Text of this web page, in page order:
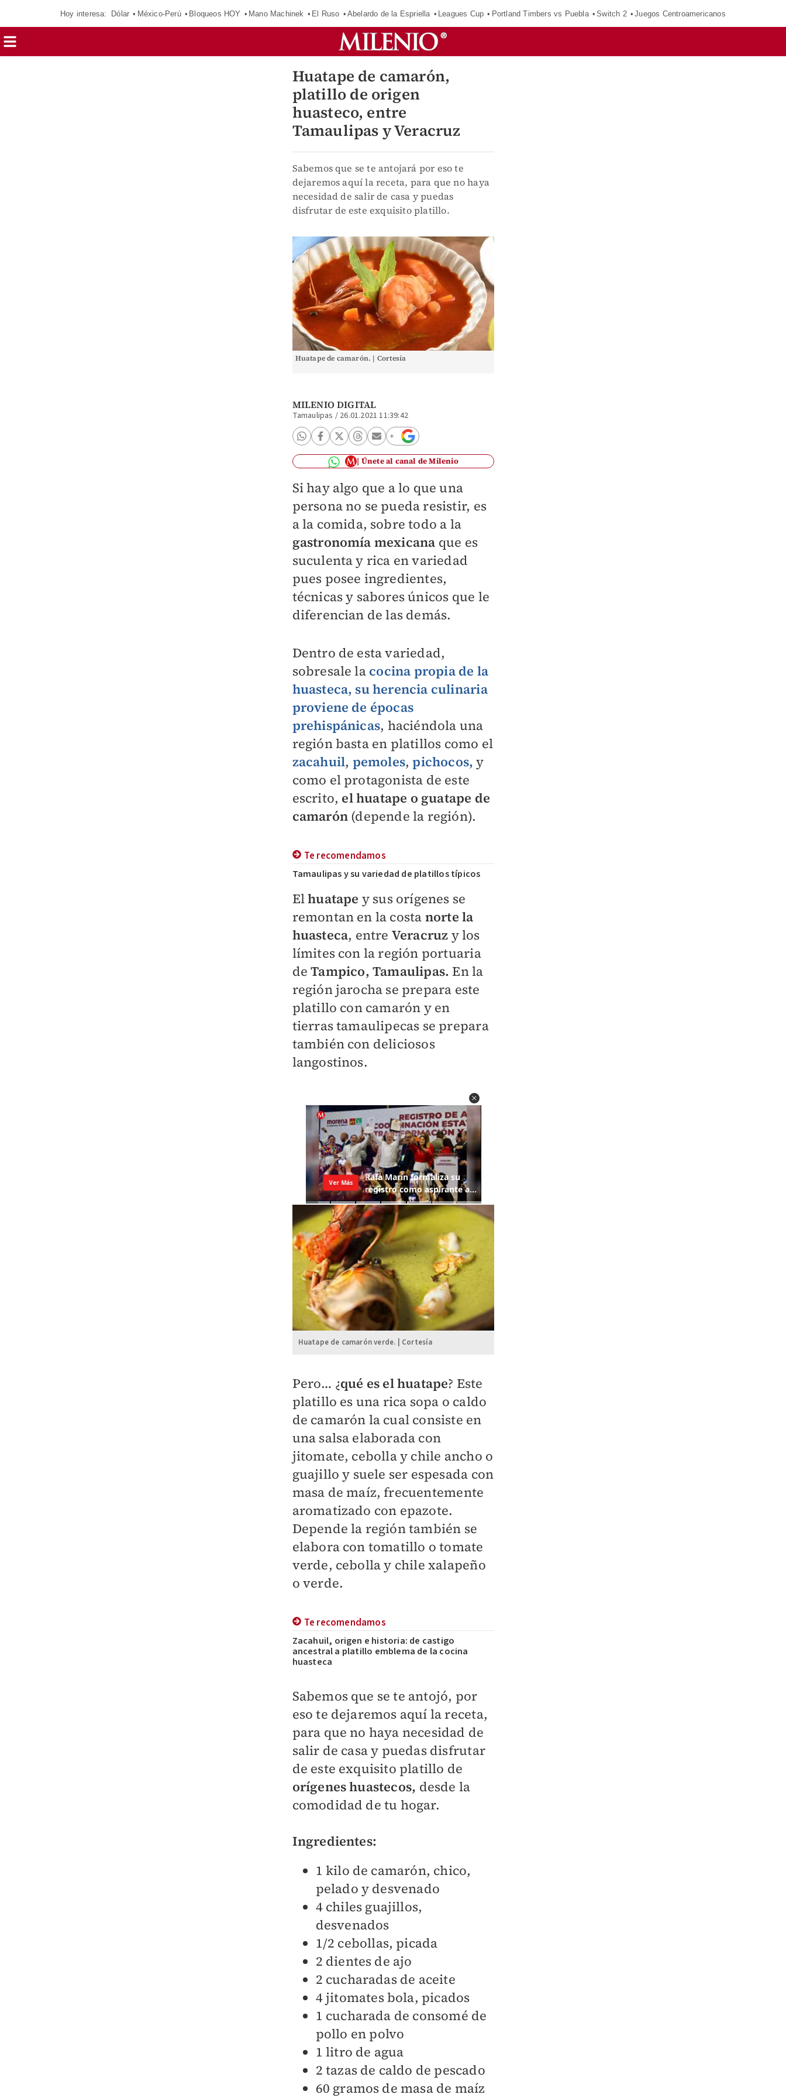
Hoy interesa: Dólar México-Perú Bloqueos HOY Mano Machinek El Ruso Abelardo de la Espriella Leagues Cup Portland Timbers vs Puebla Switch 2 Juegos Centroamericanos
Huatape de camarón,
platillo de origen
huasteco, entre
Tamaulipas y Veracruz
Sabemos que se te antojará por eso te
dejaremos aquí la receta, para que no haya
necesidad de salir de casa y puedas
disfrutar de este exquisito platillo.
Huatape de camarón. | Cortesía
MILENIO DIGITAL
Tamaulipas / 26.01.2021 11:39:42
Únete al canal de Milenio
Si hay algo que a lo que una
persona no se pueda resistir, es
a la comida, sobre todo a la
gastronomía mexicana que es
suculenta y rica en variedad
pues posee ingredientes,
técnicas y sabores únicos que le
diferencian de las demás.
Dentro de esta variedad,
sobresale la cocina propia de la
huasteca, su herencia culinaria
proviene de épocas
prehispánicas, haciéndola una
región basta en platillos como el
zacahuil, pemoles,pichocos, y
como el protagonista de este
escrito, el huatape o guatape de
camarón (depende la región).
Te recomendamos
Tamaulipas y su variedad de platillos típicos
Elhuatape y sus orígenes se
remontan en la costa norte la
huasteca, entre Veracruz y los
límites con la región portuaria
deTampico, Tamaulipas.En la
región jarocha se prepara este
platillo con camarón y en
tierras tamaulipecas se prepara
también con deliciosos
langostinos.
Huatape de camarón verde. | Cortesía
Pero… ¿qué es el huatape? Este
platillo es una rica sopa o caldo
de camarón la cual consiste en
una salsa elaborada con
jitomate, cebolla y chile ancho o
guajillo y suele ser espesada con
masa de maíz, frecuentemente
aromatizado con epazote.
Depende la región también se
elabora con tomatillo o tomate
verde, cebolla y chile xalapeño
o verde.
Te recomendamos
Zacahuil, origen e historia: de castigo
ancestral a platillo emblema de la cocina
huasteca
Sabemos que se te antojó, por
eso te dejaremos aquí la receta,
para que no haya necesidad de
salir de casa y puedas disfrutar
de este exquisito platillo de
orígenes huastecos, desde la
comodidad de tu hogar.
Ingredientes:
1 kilo de camarón, chico,
pelado y desvenado
4 chiles guajillos,
desvenados
1/2 cebollas, picada
2 dientes de ajo
2 cucharadas de aceite
4 jitomates bola, picados
1 cucharada de consomé de
pollo en polvo
1 litro de agua
2 tazas de caldo de pescado
60 gramos de masa de maíz